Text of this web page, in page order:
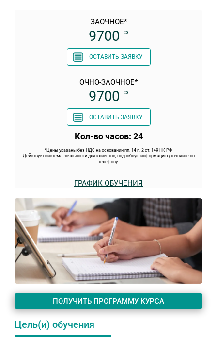
ЗАОЧНОЕ*
9700 Р
ОСТАВИТЬ ЗАЯВКУ
ОЧНО-ЗАОЧНОЕ*
9700 Р
ОСТАВИТЬ ЗАЯВКУ
Кол-во часов: 24
*Цены указаны без НДС на основании пп. 14 п. 2 ст. 149 НК РФ
Действует система лояльности для клиентов, подробную информацию уточняйте по
телефону.
ГРАФИК ОБУЧЕНИЯ
ПОЛУЧИТЬ ПРОГРАММУ КУРСА
Цель(и) обучения